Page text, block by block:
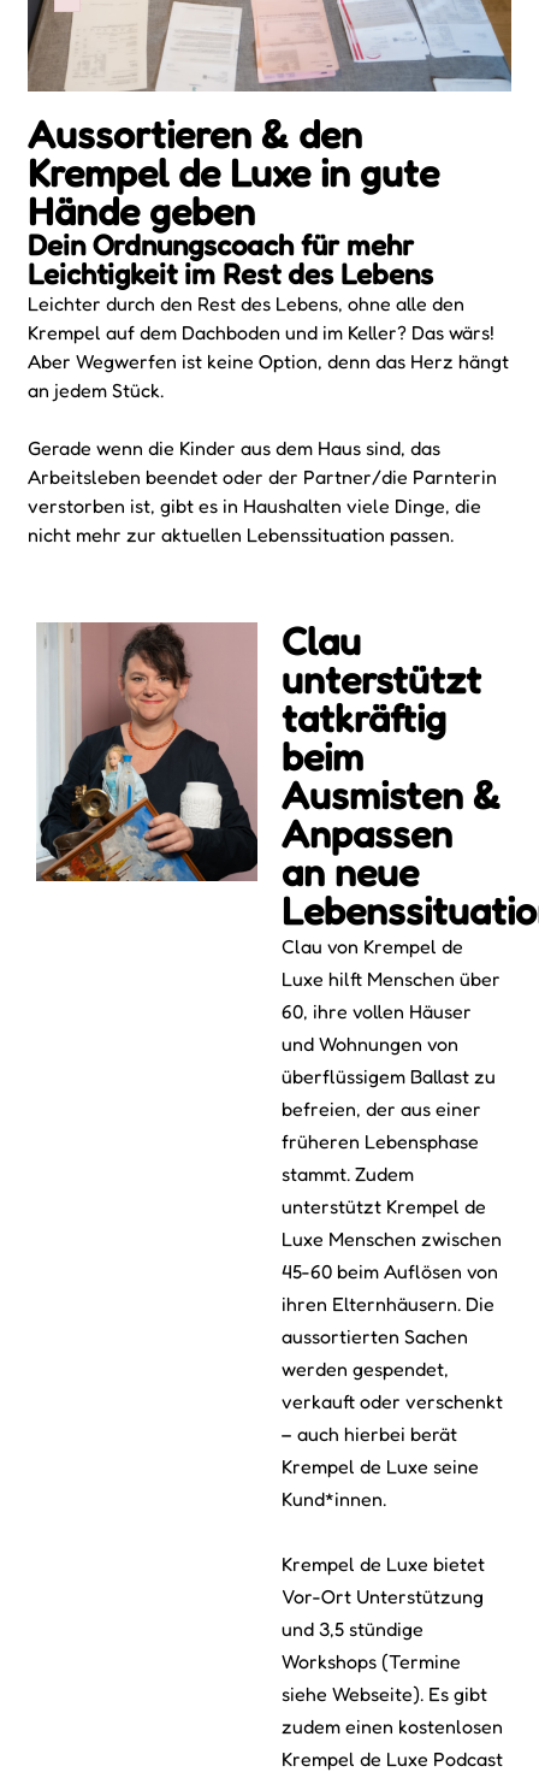
Aussortieren & den
Krempel de Luxe in gute
Hände geben
Dein Ordnungscoach für mehr
Leichtigkeit im Rest des Lebens
Leichter durch den Rest des Lebens, ohne alle den
Krempel auf dem Dachboden und im Keller? Das wärs!
Aber Wegwerfen ist keine Option, denn das Herz hängt
an jedem Stück.
Gerade wenn die Kinder aus dem Haus sind, das
Arbeitsleben beendet oder der Partner/die Parnterin
verstorben ist, gibt es in Haushalten viele Dinge, die
nicht mehr zur aktuellen Lebenssituation passen.
Clau
unterstützt
tatkräftig
beim
Ausmisten &
Anpassen
an neue
Clau von Krempel de
Luxe hilft Menschen über
60, ihre vollen Häuser
und Wohnungen von
überflüssigem Ballast zu
befreien, der aus einer
früheren Lebensphase
stammt. Zudem
unterstützt Krempel de
Luxe Menschen zwischen
45-60 beim Auflösen von
ihren Elternhäusern. Die
aussortierten Sachen
werden gespendet,
verkauft oder verschenkt
– auch hierbei berät
Krempel de Luxe seine
Kund*innen.
Krempel de Luxe bietet
Vor-Ort Unterstützung
und 3,5 stündige
Workshops (Termine
siehe Webseite). Es gibt
zudem einen kostenlosen
Krempel de Luxe Podcast
Failed to initialize plugin: wplink